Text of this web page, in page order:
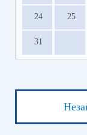
24 25
31